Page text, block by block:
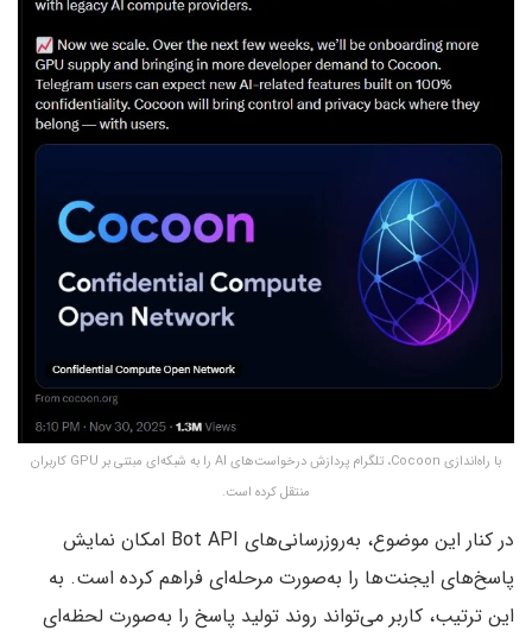
با راه‌اندازی Cocoon، تلگرام پردازش درخواست‌های AI را به شبکه‌ای مبتنی بر GPU کاربران
منتقل کرده است.
در کنار این موضوع، به‌روزرسانی‌های Bot API امکان نمایش
پاسخ‌های ایجنت‌ها را به‌صورت مرحله‌ای فراهم کرده است. به
این ترتیب، کاربر می‌تواند روند تولید پاسخ را به‌صورت لحظه‌ای